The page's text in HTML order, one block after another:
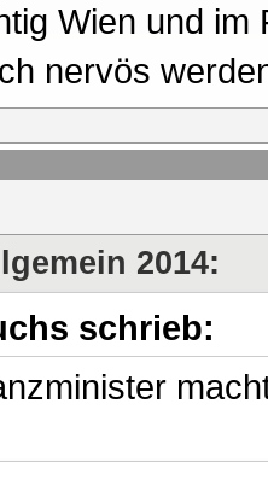
Wien und
nervös
2014:
schrieb: